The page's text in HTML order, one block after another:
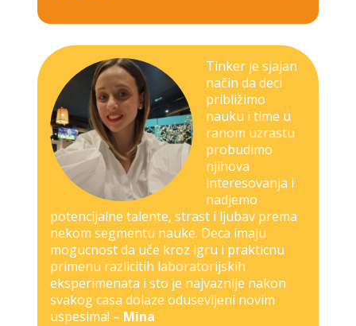
Tinker je sjajan
način da deci
približimo
nauku i time u
ranom uzrastu
probudimo
njihova
interesovanja i
nadjemo
potencijalne talente, strast i ljubav prema
nekom segmentu nauke. Deca imaju
mogucnost da uče kroz igru i prakticnu
primenu razlicitih laboratorijskih
eksperimenata i sto je najvaznije nakon
svakog casa dolaze odusevljeni novim
uspesima! – Mina